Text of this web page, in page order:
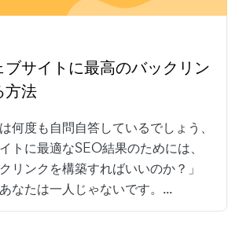
サイトに最高のバックリン
方法
何度も自問自答しているでしょう、
トに最適なSEO結果のためには、
リンクを構築すればいいのか？」
なたは一人じゃないです。...